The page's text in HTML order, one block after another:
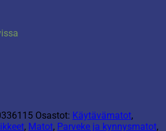
Osastot: Käytävämatot,
, Matot, Parveke ja kynnysmatot,